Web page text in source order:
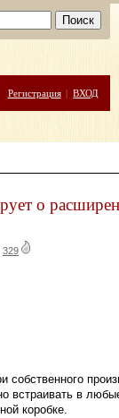
Регистрация | ВХОД
о
329
встраивать в
коробке.